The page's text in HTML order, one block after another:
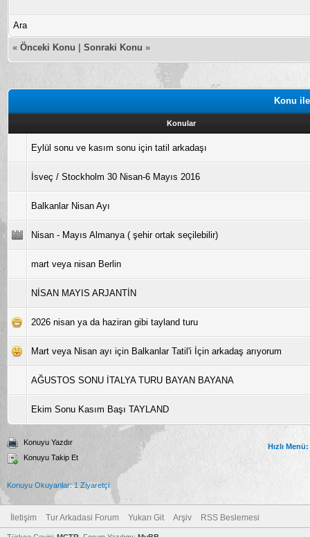
Ara
« Önceki Konu Sonraki Konu »
Konu
Konular
Eylül sonu ve kasım sonu için tatil arkadaşı
İsveç / Stockholm 30 Nisan-6 Mayıs 2016
Balkanlar Nisan Ayı
Nisan - Mayıs Almanya ( şehir ortak seçilebilir)
mart veya nisan Berlin
NİSAN MAYIS ARJANTİN
2026 nisan ya da haziran gibi tayland turu
Mart veya Nisan ayı için Balkanlar Tatil'i İçin arkadaş arıyorum
AĞUSTOS SONU İTALYA TURU BAYAN BAYANA
Ekim Sonu Kasım Başı TAYLAND
Konuyu Yazdır
Konuyu Takip Et
Hızlı Menü:
Konuyu Okuyanlar: 1 Ziyaretçi
İletişim Tur Arkadasi Forum Yukarı Git Arşiv RSS Beslemesi